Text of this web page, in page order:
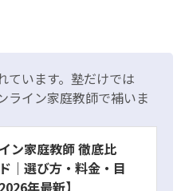
ています。塾だけでは
ライン家庭教師で補いま
ン家庭教師 徹底比
｜選び方・料金・目
年最新】